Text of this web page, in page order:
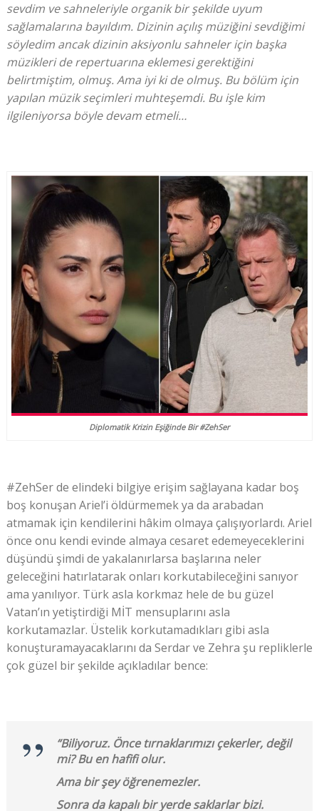
sevdim ve sahneleriyle organik bir şekilde uyum
sağlamalarına bayıldım. Dizinin açılış müziğini sevdiğimi
söyledim ancak dizinin aksiyonlu sahneler için başka
müzikleri de repertuarına eklemesi gerektiğini
belirtmiştim, olmuş. Ama iyi ki de olmuş. Bu bölüm için
yapılan müzik seçimleri muhteşemdi. Bu işle kim
ilgileniyorsa böyle devam etmeli…
Diplomatik Krizin Eşiğinde Bir #ZehSer
#ZehSer de elindeki bilgiye erişim sağlayana kadar boş
boş konuşan Ariel’i öldürmemek ya da arabadan
atmamak için kendilerini hâkim olmaya çalışıyorlardı. Ariel
önce onu kendi evinde almaya cesaret edemeyeceklerini
düşündü şimdi de yakalanırlarsa başlarına neler
geleceğini hatırlatarak onları korkutabileceğini sanıyor
ama yanılıyor. Türk asla korkmaz hele de bu güzel
Vatan’ın yetiştirdiği MİT mensuplarını asla
korkutamazlar. Üstelik korkutamadıkları gibi asla
konuşturamayacaklarını da Serdar ve Zehra şu repliklerle
çok güzel bir şekilde açıkladılar bence:
“Biliyoruz. Önce tırnaklarımızı çekerler, değil
mi? Bu en hafifi olur.
Ama bir şey öğrenemezler.
Sonra da kapalı bir yerde saklarlar bizi.